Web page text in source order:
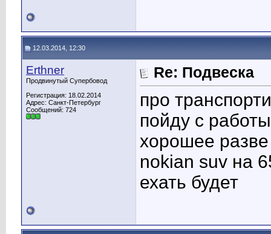
12.03.2014, 12:30
Erthner
Продвинутый Супербовод
Регистрация: 18.02.2014
Адрес: Санкт-Петербург
Сообщений: 724
Re: Подвеска
про
пойду с
хорошее разве
nokian suv на
ехать будет